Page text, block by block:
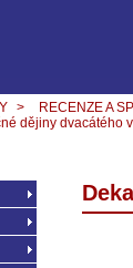
>
RECENZE A
dějiny dvacátého